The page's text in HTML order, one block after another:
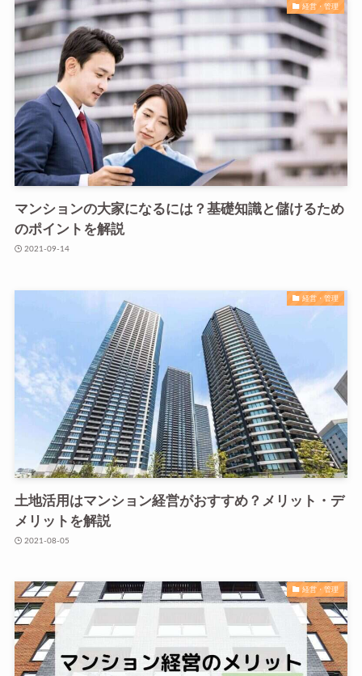
経営・管理
マンションの大家になるには？基礎知識と儲けるため
のポイントを解説
2021-09-14
経営・管理
土地活用はマンション経営がおすすめ？メリット・デ
メリットを解説
2021-08-05
経営・管理